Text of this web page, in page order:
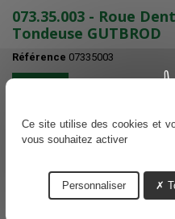
073.35.003 - Roue
Tondeuse GUTBROD
Référence 07335003
30,95 €
Quantité 
Ce site utilise des cookies et
vous souhaitez activer
Personnaliser